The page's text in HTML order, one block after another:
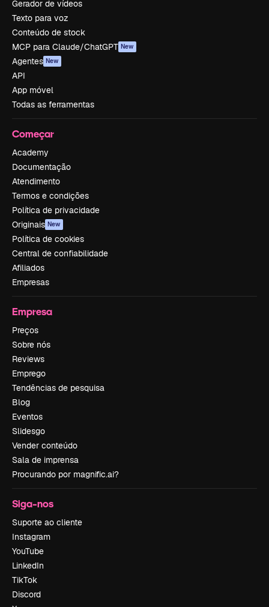
Gerador de vídeos
Texto para voz
Conteúdo de stock
MCP para Claude/ChatGPT New
Agentes New
API
App móvel
Todas as ferramentas
Começar
Academy
Documentação
Atendimento
Termos e condições
Política de privacidade
Originais New
Política de cookies
Central de confiabilidade
Afiliados
Empresas
Empresa
Preços
Sobre nós
Reviews
Emprego
Tendências de pesquisa
Blog
Eventos
Slidesgo
Vender conteúdo
Sala de imprensa
Procurando por magnific.ai?
Siga-nos
Suporte ao cliente
Instagram
YouTube
LinkedIn
TikTok
Discord